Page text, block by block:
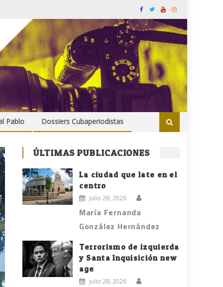
Pablo Dossiers Cubaperiodistas
ÚLTIMAS PUBLICACIONES
La ciudad que late en el
centro
julio 28, 2026
María Fernanda
González Hernández
Terrorismo de izquierda
y Santa Inquisición new
age
julio 28, 2026